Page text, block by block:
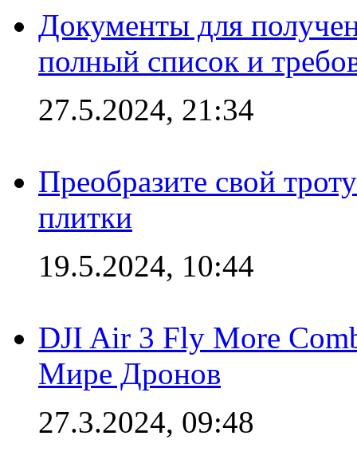
Документы для
полный список и
27.5.2024, 21:34
Преобразите свой
плитки
19.5.2024, 10:44
DJI Air 3 Fly More
Мире Дронов
27.3.2024, 09:48